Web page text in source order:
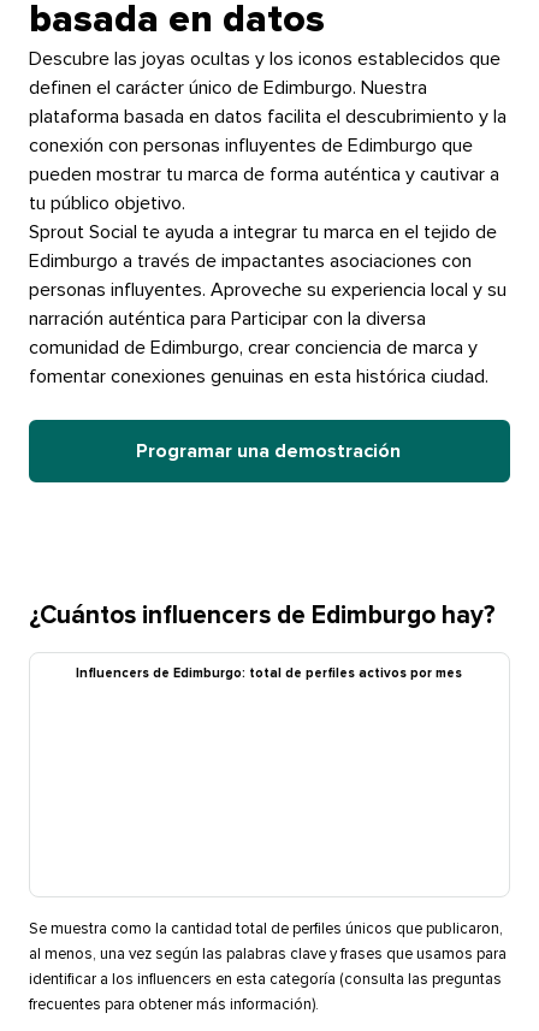
basada en datos​​
Descubre las joyas ocultas y los iconos establecidos que
definen el carácter único de Edimburgo. Nuestra
plataforma basada en datos facilita el descubrimiento y la
conexión con personas influyentes de Edimburgo que
pueden mostrar tu marca de forma auténtica y cautivar a
tu público objetivo.​​
Sprout Social te ayuda a integrar tu marca en el tejido de
Edimburgo a través de impactantes asociaciones con
personas influyentes. Aproveche su experiencia local y su
narración auténtica para Participar con la diversa
comunidad de Edimburgo, crear conciencia de marca y
fomentar conexiones genuinas en esta histórica ciudad.​​
Programar una demostración​​
¿Cuántos influencers de Edimburgo hay?​​
Influencers de Edimburgo: total de perfiles activos por mes​​
Se muestra como la cantidad total de perfiles únicos que publicaron,
al menos, una vez según las palabras clave y frases que usamos para
identificar a los influencers en esta categoría (consulta las preguntas
frecuentes para obtener más información).​​